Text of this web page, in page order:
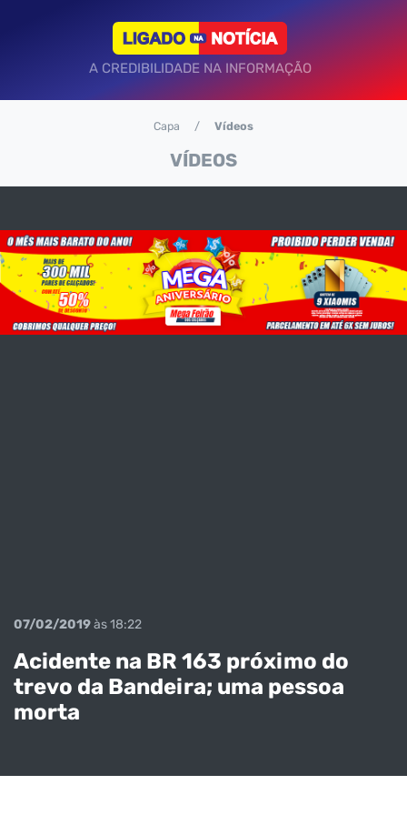
A CREDIBILIDADE NA INFORMAÇÃO
VÍDEOS
Capa Vídeos
07/02/2019às 18:22
Acidente na BR 163 próximo do
trevo da Bandeira; uma pessoa
morta